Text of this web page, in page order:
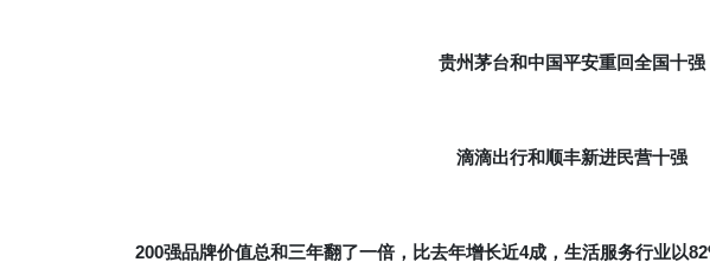
贵州茅台和中国平安重回全国十强
滴滴出行和顺丰新进民营十强
200强品牌价值总和三年翻了一倍，比去年增长近4成，生活服务行业以